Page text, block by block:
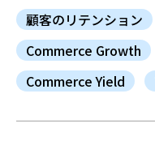
顧客のリテンション
Commerce Growth
Commerce Yield